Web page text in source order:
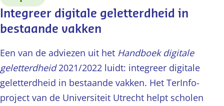
Integreer digitale geletterdheid in
bestaande vakken
Een van de adviezen uit het Handboek digitale
geletterdheid2021/2022 luidt: integreer digitale
geletterdheid in bestaande vakken. Het TerInfo-
project van de Universiteit Utrecht helpt scholen